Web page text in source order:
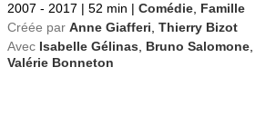
2007 - 2017 | 52 min | Comédie, Famille
Créée par Anne Giafferi,Thierry Bizot
Avec Isabelle Gélinas, Bruno Salomone,
Valérie Bonneton